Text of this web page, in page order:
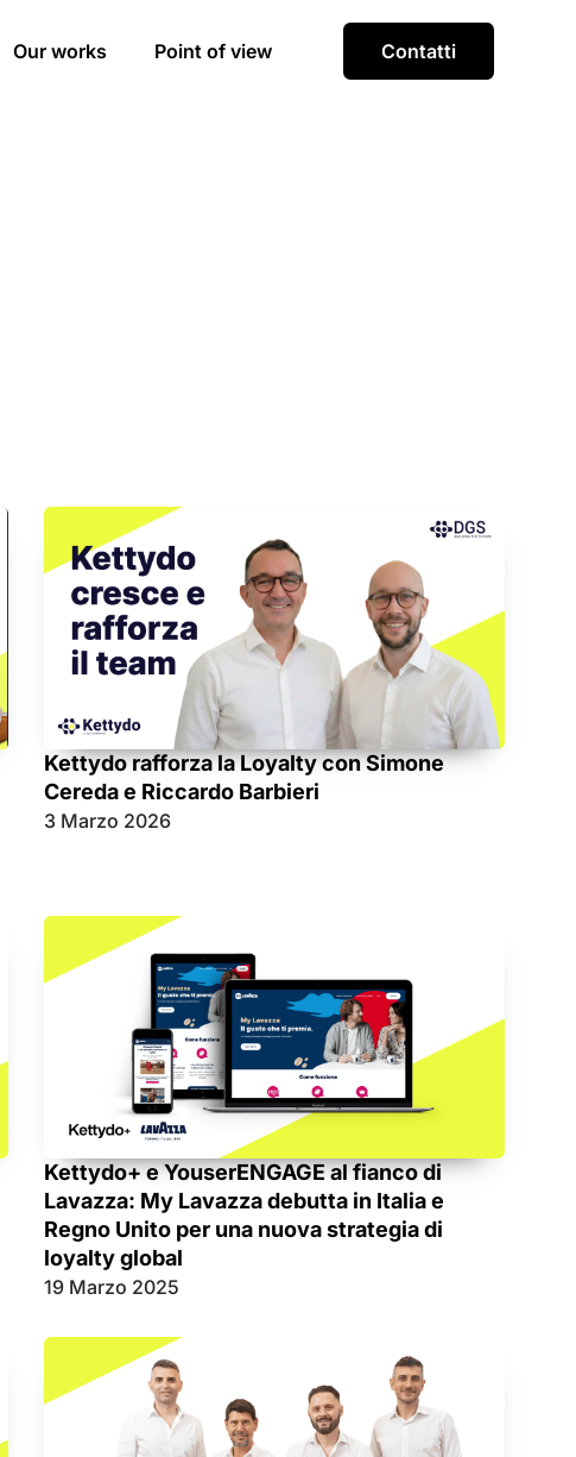
Our works Point of view Contatti
Kettydo rafforza la Loyalty con Simone
Cereda e Riccardo Barbieri
3 Marzo 2026
Kettydo+ e YouserENGAGE al fianco di
Lavazza: My Lavazza debutta in Italia e
Regno Unito per una nuova strategia di
loyalty global
19 Marzo 2025